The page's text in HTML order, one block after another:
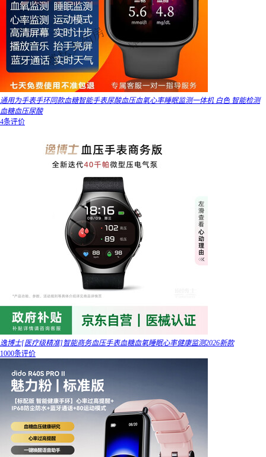
通用为手表手环同款血糖智能手表尿酸血压血氧心率睡眠监测一体机 白色 智能检测
血糖血压尿酸
4条评价
逸博士[医疗级精准]智能商务血压手表血糖血氧睡眠心率健康监测2026新款
1000条评价